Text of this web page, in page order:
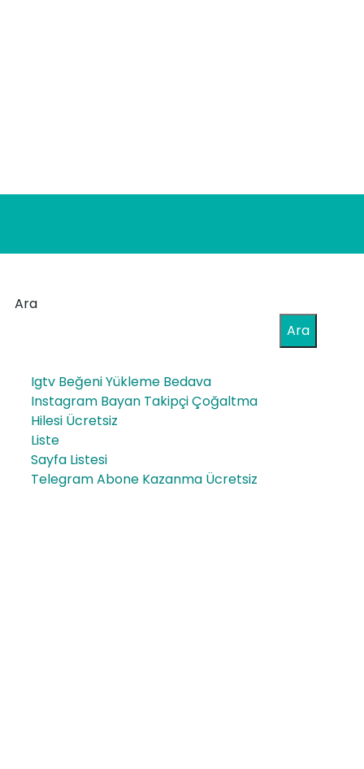
Ara
Ara
Igtv Beğeni Yükleme Bedava
Instagram Bayan Takipçi Çoğaltma
Hilesi Ücretsiz
Liste
Sayfa Listesi
Telegram Abone Kazanma Ücretsiz